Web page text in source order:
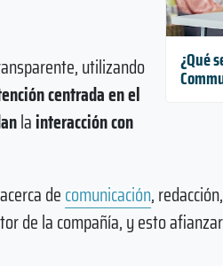
¿Qué
utilizando
centrada en el
lainteracción con
decomunicación, redacción,
de la compañía, y esto